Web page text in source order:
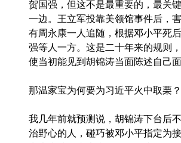
贺国强，但这不是最重要的，最关
一边。王立军投靠美领馆事件后，
有周永康一人追随，根据邓小平死
强等人一方。这是二十年来的规则
使当初能见到胡锦涛当面陈述自己
那温家宝为何要为习近平火中取栗？
我几年前就预测说，胡锦涛下台后
治野心的人，碰巧被邓小平指定为